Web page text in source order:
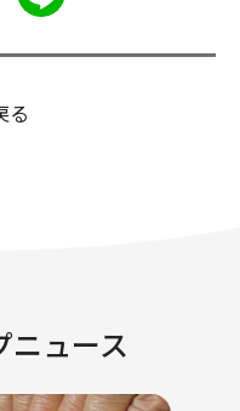
る
ニュース